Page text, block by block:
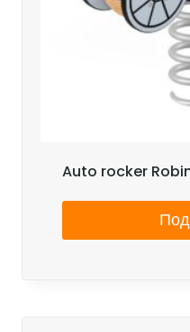
Auto rocker